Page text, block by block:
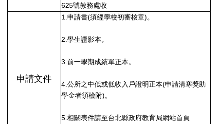
625號教務處收
申請文件
1.申請書(須經學校初審核章)。
2.學生證影本。
3.前一學期成績單正本。
4.公所之中低或低收入戶證明正本(申請清寒獎助
學金者須檢附)。
5.相關表件請至台北縣政府教育局網站首頁